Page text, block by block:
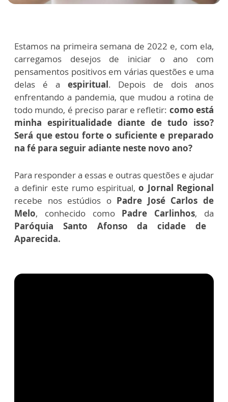
Estamos na primeira semana de 2022 e, com ela,
carregamos desejos de iniciar o ano com
pensamentos positivos em várias questões e uma
delas é a espiritual. Depois de dois anos
enfrentando a pandemia, que mudou a rotina de
todo mundo, é preciso parar e refletir: como está
minha espiritualidade diante de tudo isso?
Será que estou forte o suficiente e preparado
na fé para seguir adiante neste novo ano?
Para responder a essas e outras questões e ajudar
a definir este rumo espiritual,o Jornal Regional
recebe nos estúdios oPadre José Carlos de
Melo, conhecido como Padre Carlinhos, da
Paróquia Santo Afonso da cidade de
Aparecida.